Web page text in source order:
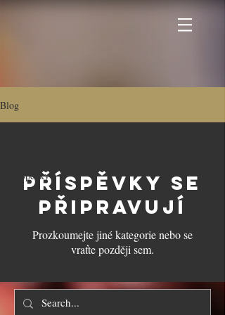
Blog
příspěvky
Recepty
Příspěvky se
připravují
Prozkoumejte jiné kategorie nebo se
vraťte později sem.